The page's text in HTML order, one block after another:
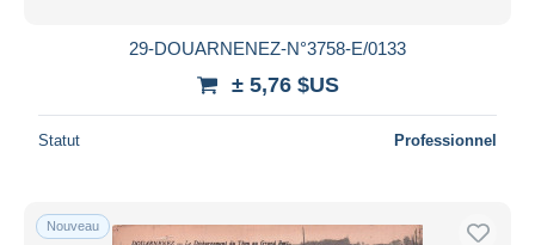
29-DOUARNENEZ-N°3758-E/0133
± 5,76 $US
Statut Professionnel
Nouveau